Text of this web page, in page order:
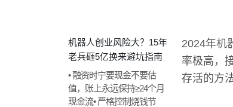
机器人创业风险大？15年
老兵砸5亿换来避坑指南
• 融资时宁要现金不要估
值，账上永远保持≥24个月
现金流• 严格控制烧钱节
2024年机
率极高，
存活的方